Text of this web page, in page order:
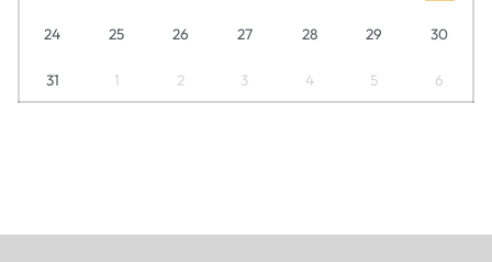
24 25 26 27 28 29 30
31 1 2 3 4 5 6